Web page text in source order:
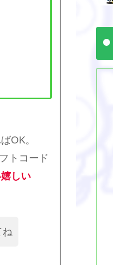
OK。
トコード
しい